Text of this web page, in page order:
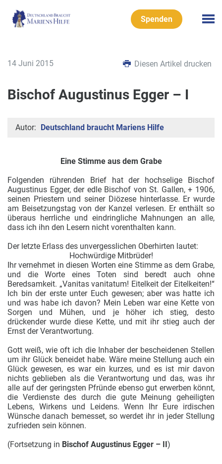
Spenden
14 Juni 2015 Diesen Artikel drucken
Bischof Augustinus Egger – I
Autor: Deutschland braucht Mariens Hilfe
Eine Stimme aus dem Grabe
Folgenden rührenden Brief hat der hochselige Bischof
Augustinus Egger, der edle Bischof von St. Gallen, + 1906,
seinen Priestern und seiner Diözese hinterlasse. Er wurde
am Beisetzungstag von der Kanzel verlesen. Er enthält so
überaus herrliche und eindringliche Mahnungen an alle,
dass ich ihn den Lesern nicht vorenthalten kann.
Der letzte Erlass des unvergesslichen Oberhirten lautet:
Hochwürdige Mitbrüder!
Ihr vernehmet in diesen Worten eine Stimme as dem Grabe,
und die Worte eines Toten sind beredt auch ohne
Beredsamkeit. „Vanitas vanitatum! Eitelkeit der Eitelkeiten!“
Ich bin der erste unter Euch gewesen; aber was hatte ich
und was habe ich davon? Mein Leben war eine Kette von
Sorgen und Mühen, und je höher ich stieg, desto
drückender wurde diese Kette, und mit ihr stieg auch der
Ernst der Verantwortung.
Gott weiß, wie oft ich die Inhaber der bescheidenen Stellen
um ihr Glück beneidet habe. Wäre meine Stellung auch ein
Glück gewesen, es war ein kurzes, und es ist mir davon
nichts geblieben als die Verantwortung und das, was ihr
alle auf der geringsten Pfründe ebenso gut erwerben könnt,
die Verdienste des durch die gute Meinung geheiligten
Lebens, Wirkens und Leidens. Wenn Ihr Eure irdischen
Wünsche danach bemesset, so werdet ihr in jeder Stellung
zufrieden sein können.
(Fortsetzung in Bischof Augustinus Egger – II)